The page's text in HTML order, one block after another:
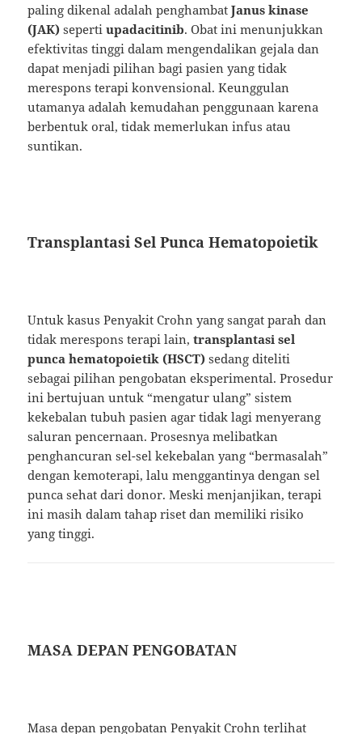
paling dikenal adalah penghambatJanus kinase
(JAK) sepertiupadacitinib. Obat ini menunjukkan
efektivitas tinggi dalam mengendalikan gejala dan
dapat menjadi pilihan bagi pasien yang tidak
merespons terapi konvensional. Keunggulan
utamanya adalah kemudahan penggunaan karena
berbentuk oral, tidak memerlukan infus atau
suntikan.
Transplantasi Sel Punca Hematopoietik
Untuk kasus Penyakit Crohn yang sangat parah dan
tidak merespons terapi lain,transplantasi sel
punca hematopoietik (HSCT) sedang diteliti
sebagai pilihan pengobatan eksperimental. Prosedur
ini bertujuan untuk “mengatur ulang” sistem
kekebalan tubuh pasien agar tidak lagi menyerang
saluran pencernaan. Prosesnya melibatkan
penghancuran sel-sel kekebalan yang “bermasalah”
dengan kemoterapi, lalu menggantinya dengan sel
punca sehat dari donor. Meski menjanjikan, terapi
ini masih dalam tahap riset dan memiliki risiko
yang tinggi.
MASA DEPAN PENGOBATAN
Masa depan pengobatan Penyakit Crohn terlihat